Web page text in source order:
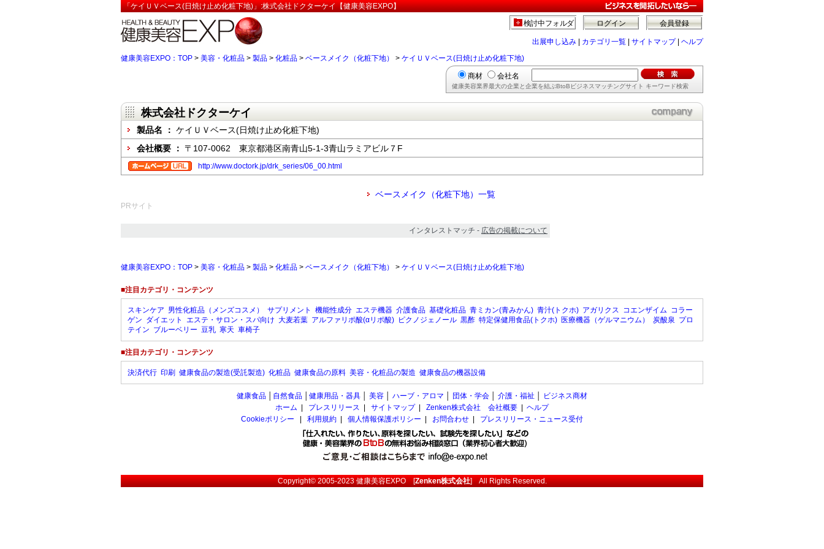
「ケイＵＶベース(日焼け止め化粧下地)」:株式会社ドクターケイ【健康美容EXPO】
会員登録
ログイン
検討中フォルダ
出展申し込み カテゴリ一覧 サイトマップ| ヘルプ
健康美容EXPO：TOP > 美容・化粧品 > 製品 > 化粧品 > ベースメイク（化粧下地） > ケイＵＶベース(日焼け止め化粧下地)
商材 会社名
健康美容業界最大の企業と企業を結ぶBtoBビジネスマッチングサイト キーワード検索
株式会社ドクターケイ
製品名 ： ケイＵＶベース(日焼け止め化粧下地)
会社概要 ： 〒107-0062 東京都港区南青山5-1-3青山ラミアビル７F
http://www.doctork.jp/drk_series/06_00.html
ベースメイク（化粧下地）一覧
PRサイト
インタレストマッチ - 広告の掲載について
健康美容EXPO：TOP > 美容・化粧品 > 製品 > 化粧品 > ベースメイク（化粧下地） > ケイＵＶベース(日焼け止め化粧下地)
■注目カテゴリ・コンテンツ
スキンケア 男性化粧品（メンズコスメ） サプリメント 機能性成分 エステ機器 介護食品 基礎化粧品 青ミカン(青みかん) 青汁(トクホ) アガリクス コエンザイム コラー
ゲン ダイエット エステ・サロン・スパ向け 大麦若葉 アルファリポ酸(αリポ酸) ピクノジェノール 黒酢 特定保健用食品(トクホ) 医療機器（ゲルマニウム） 炭酸泉 プロ
テイン ブルーベリー 豆乳 寒天 車椅子
■注目カテゴリ・コンテンツ
決済代行 印刷 健康食品の製造(受託製造) 化粧品 健康食品の原料 美容・化粧品の製造 健康食品の機器設備
健康食品 自然食品 健康用品・器具 美容 ハーブ・アロマ 団体・学会 介護・福祉
ビジネス商材
ホーム
プレスリリース サイトマップ| Zenken株式会社 会社概要
ヘルプ
Cookieポリシー
利用規約 個人情報保護ポリシー お問合わせ プレスリリース・ニュース受付
Copyright© 2005-2023健康美容EXPO[Zenken株式会社] All Rights Reserved.